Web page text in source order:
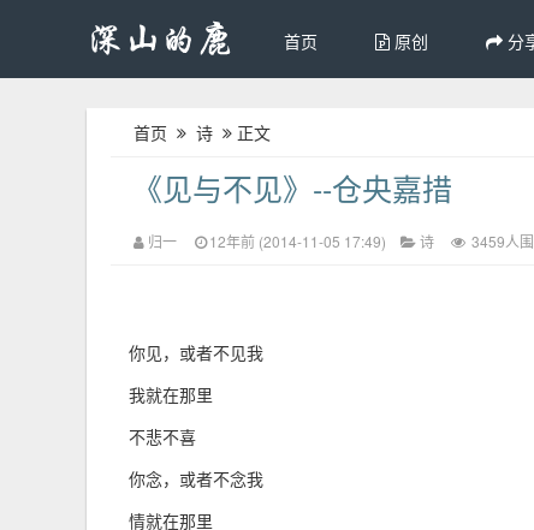
首页 原创 分
首页 诗 正文
《见与不见》--仓央嘉措
归一 12年前 (2014-11-05 17:49) 诗 3459人
你见，或者不见我
我就在那里
不悲不喜
你念，或者不念我
情就在那里